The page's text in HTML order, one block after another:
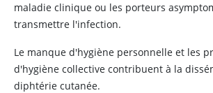
maladie clinique ou les porteurs
transmettre l'infection.
Le manque d'hygiène personnelle et les
d'hygiène collective contribuent à la
diphtérie cutanée.